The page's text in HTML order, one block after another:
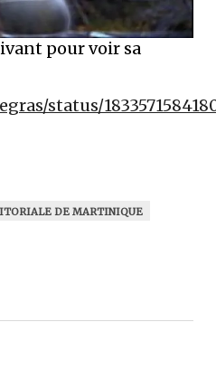
pour voir sa
status/
DE MARTINIQUE